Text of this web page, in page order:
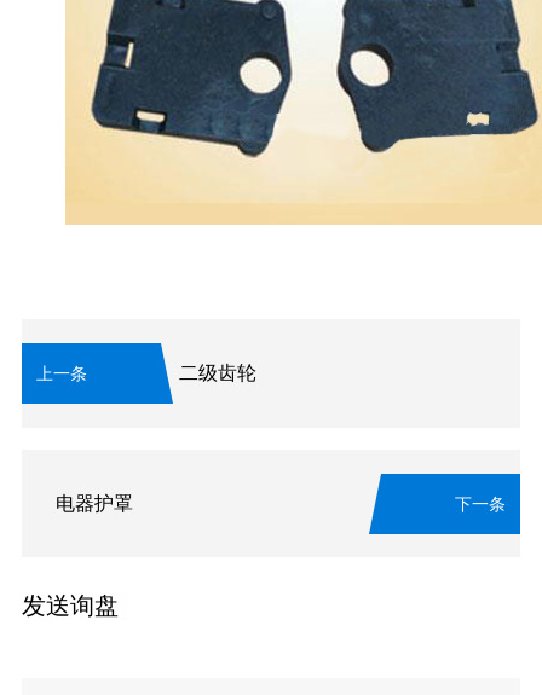
上一条 二级齿轮
电器护罩 下一条
发送询盘